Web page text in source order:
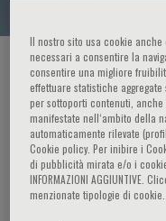
HOME PAGE / CORSI
Cristina Sierra
Il nostro sito usa cookie
necessari a consentire la
consentire una migliore
effettuare statistiche
per sottoporti contenuti,
manifestate nell‘ambito della
automaticamente rilevate
Cookie policy. Per inibire i
di pubblicità mirata e/o i
INFORMAZIONI AGGIUNTIVE.
menzionate tipologie di cookie.